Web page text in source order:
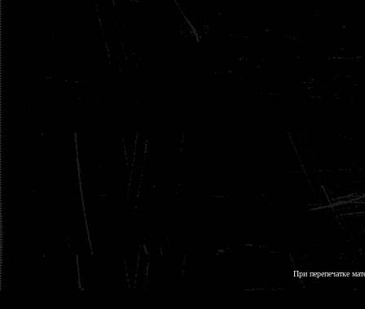
При перепечатке